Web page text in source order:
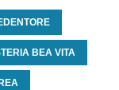
BEA VITA